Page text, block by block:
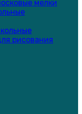
мелки
рисования